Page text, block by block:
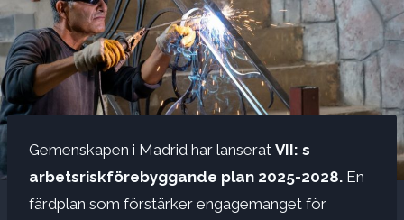
Gemenskapen i Madrid har lanserat VII: s
arbetsriskförebyggande plan 2025-2028. En
färdplan som förstärker engagemanget för